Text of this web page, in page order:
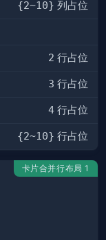
{2~10} 列占位
2 行占位
3 行占位
4 行占位
{2~10} 行占位
卡片合并行布局 1